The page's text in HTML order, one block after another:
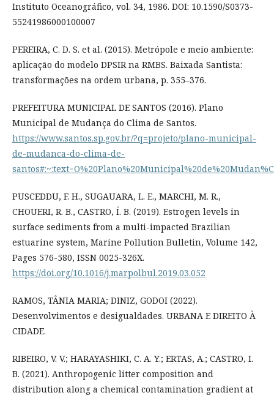
Instituto Oceanográfico, vol. 34, 1986. DOI: 10.1590/S0373-
55241986000100007
PEREIRA, C. D. S. et al. (2015). Metrópole e meio ambiente:
aplicação do modelo DPSIR na RMBS. Baixada Santista:
transformações na ordem urbana, p. 355–376.
PREFEITURA MUNICIPAL DE SANTOS (2016). Plano
Municipal de Mudança do Clima de Santos.
https://www.santos.sp.gov.br/?q=projeto/plano-municipal-
de-mudanca-do-clima-de-
PUSCEDDU, F. H., SUGAUARA, L. E., MARCHI, M. R.,
CHOUERI, R. B., CASTRO, Í. B. (2019). Estrogen levels in
surface sediments from a multi-impacted Brazilian
estuarine system, Marine Pollution Bulletin, Volume 142,
Pages 576-580, ISSN 0025-326X.
https://doi.org/10.1016/j.marpolbul.2019.03.052
RAMOS, TÂNIA MARIA; DINIZ, GODOI (2022).
Desenvolvimentos e desigualdades. URBANA E DIREITO À
CIDADE.
RIBEIRO, V. V.; HARAYASHIKI, C. A. Y.; ERTAS, A.; CASTRO, I.
B. (2021). Anthropogenic litter composition and
distribution along a chemical contamination gradient at